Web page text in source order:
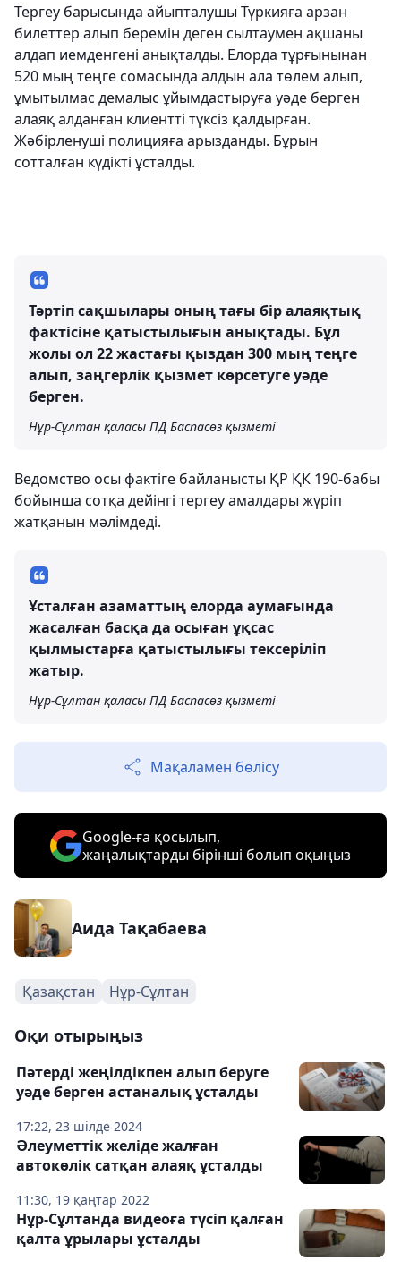
Тергеу барысында айыпталушы Түркияға арзан
билеттер алып беремін деген сылтаумен ақшаны
алдап иемденгені анықталды. Елорда тұрғынынан
520 мың теңге сомасында алдын ала төлем алып,
ұмытылмас демалыс ұйымдастыруға уәде берген
алаяқ алданған клиентті түксіз қалдырған.
Жәбірленуші полицияға арызданды. Бұрын
сотталған күдікті ұсталды.
Тәртіп сақшылары оның тағы бір алаяқтық
фактісіне қатыстылығын анықтады. Бұл
жолы ол 22 жастағы қыздан 300 мың теңге
алып, заңгерлік қызмет көрсетуге уәде
берген.
Нұр-Сұлтан қаласы ПД Баспасөз қызметі
Ведомство осы фактіге байланысты ҚР ҚК 190-бабы
бойынша сотқа дейінгі тергеу амалдары жүріп
жатқанын мәлімдеді.
Ұсталған азаматтың елорда аумағында
жасалған басқа да осыған ұқсас
қылмыстарға қатыстылығы тексеріліп
жатыр.
Нұр-Сұлтан қаласы ПД Баспасөз қызметі
Мақаламен бөлісу
Google-ға қосылып,
жаңалықтарды бірінші болып оқыңыз
Аида Тақабаева
Қазақстан Нұр-Сұлтан
Оқи отырыңыз
17:22, 23 шілде 2024
Пәтерді жеңілдікпен алып беруге
уәде берген астаналық ұсталды
11:30, 19 қаңтар 2022
Әлеуметтік желіде жалған
автокөлік сатқан алаяқ ұсталды
Нұр-Сұлтанда видеоға түсіп қалған
қалта ұрылары ұсталды